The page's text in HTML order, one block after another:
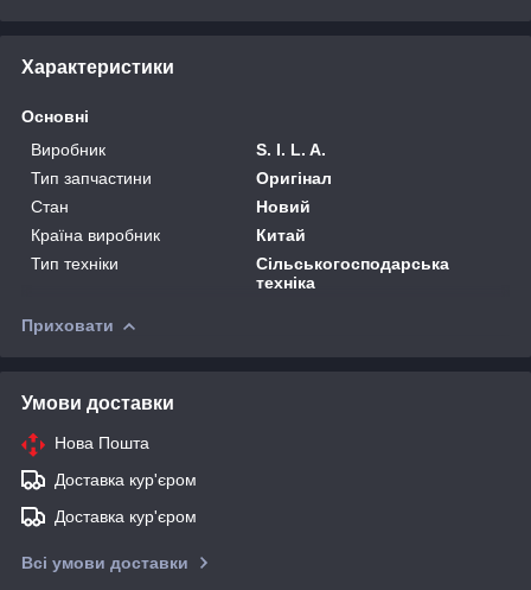
Характеристики
Основні
Виробник
S. I. L. A.
Тип запчастини
Оригінал
Стан
Новий
Країна виробник
Китай
Тип техніки
Сільськогосподарська
техніка
Приховати
Умови доставки
Нова Пошта
Доставка кур'єром
Доставка кур'єром
Всі умови доставки